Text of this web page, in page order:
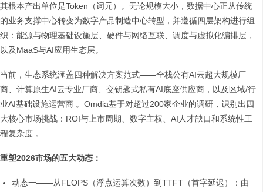
其根本产出单位是Token（词元）。无论规模大小，数据中心正从传统
的业务支撑中心转变为数字产品制造中心转型，并遵循四层架构进行组
织：能源与物理基础设施层、硬件与网络互联、调度与虚拟化编排层，
以及MaaS与AI应用生态层。
当前，生态系统涵盖四种解决方案范式——全栈公有AI云超大规模厂
商、计算原生AI云专业厂商、交钥匙式私有AI底座供应商，以及区域/行
业AI基础设施运营商 。Omdia基于对超过200家企业的调研，识别出四
大核心市场挑战：ROI与上市周期、数字主权、AI人才缺口和系统性工
程复杂度 。
重塑2026市场的五大动态：
动态一——从FLOPS（浮点运算次数）到TTFT（首字延迟）：由